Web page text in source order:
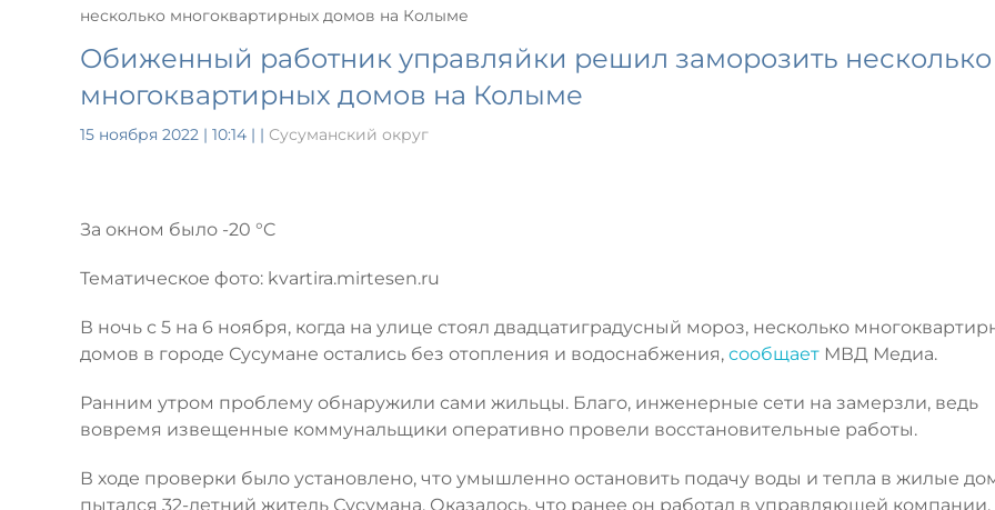
несколько многоквартирных домов на Колыме
Обиженный работник управляйки решил заморозить несколько
многоквартирных домов на Колыме
15 ноября 2022 | 10:14 | | Сусуманский округ
За окном было -20 °C
Тематическое фото: kvartira.mirtesen.ru
В ночь с 5 на 6 ноября, когда на улице стоял двадцатиградусный мороз, несколько
домов в городе Сусумане остались без отопления и водоснабжения, сообщает МВД Медиа.
Ранним утром проблему обнаружили сами жильцы. Благо, инженерные сети на замерзли, ведь
вовремя извещенные коммунальщики оперативно провели восстановительные работы.
В ходе проверки было установлено, что умышленно остановить подачу воды и тепла в жилые
пытался 32-летний житель Сусумана. Оказалось, что ранее он работал в управляющей компании,